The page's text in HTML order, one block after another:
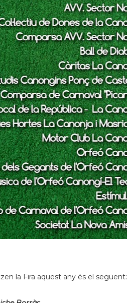
la Fira aquest any és el següent: